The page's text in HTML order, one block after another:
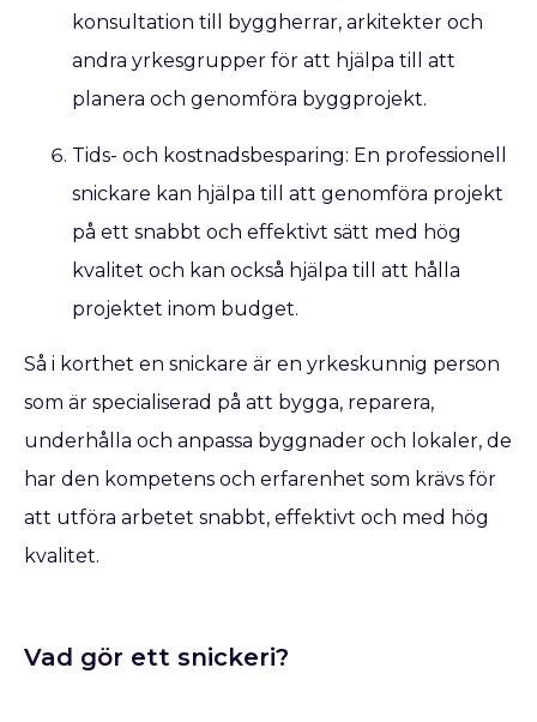
konsultation till byggherrar, arkitekter och
andra yrkesgrupper för att hjälpa till att
planera och genomföra byggprojekt.
Tids- och kostnadsbesparing: En professionell
snickare kan hjälpa till att genomföra projekt
på ett snabbt och effektivt sätt med hög
kvalitet och kan också hjälpa till att hålla
projektet inom budget.
Så i korthet en snickare är en yrkeskunnig person
som är specialiserad på att bygga, reparera,
underhålla och anpassa byggnader och lokaler, de
har den kompetens och erfarenhet som krävs för
att utföra arbetet snabbt, effektivt och med hög
kvalitet.
Vad gör ett snickeri?